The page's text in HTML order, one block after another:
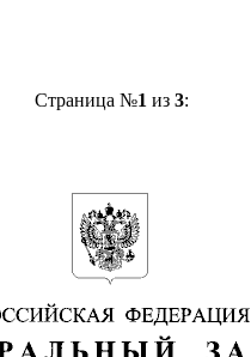
Страница №1 из 3: